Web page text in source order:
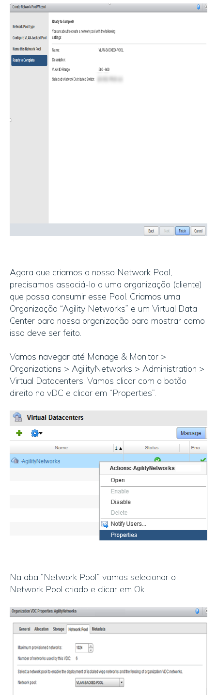
Agora que criamos o nosso Network Pool,
precisamos associá-lo a uma organização (cliente)
que possa consumir esse Pool. Criamos uma
Organização “Agility Networks” e um Virtual Data
Center para nossa organização para mostrar como
isso deve ser feito.
Vamos navegar até Manage & Monitor >
Organizations > AgilityNetworks > Administration >
Virtual Datacenters. Vamos clicar com o botão
direito no vDC e clicar em “Properties”.
Na aba “Network Pool” vamos selecionar o
Network Pool criado e clicar em Ok.